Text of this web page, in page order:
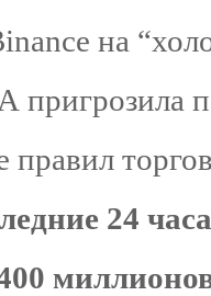
на
правил
24